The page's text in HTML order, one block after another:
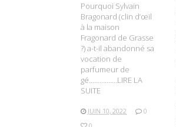
Pourquoi Sylvain
Bragonard (clin d’œil
à la maison
Fragonard de Grasse
?) a-t-il abandonné sa
vocation de
parfumeur de
gé…………….LIRE LA
SUITE
JUIN 10, 2022
0